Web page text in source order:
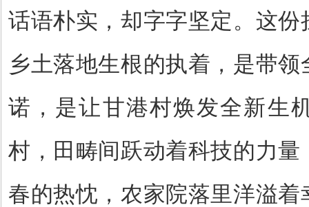
话语朴实，却字字坚定。这
乡土落地生根的执着，是带
诺，是让甘港村焕发全新生
村，田畴间跃动着科技的力
春的热忱，农家院落里洋溢